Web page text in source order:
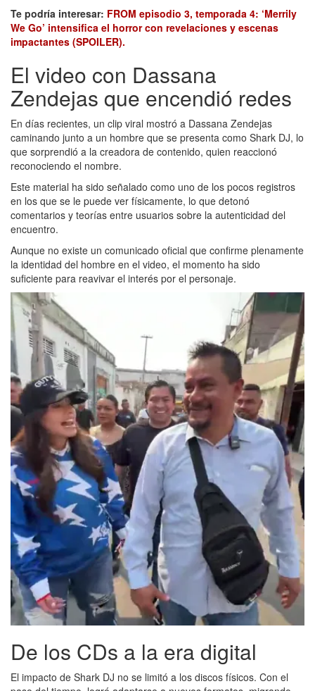
Te podría interesar: FROM episodio 3, temporada 4: ‘Merrily
We Go’ intensifica el horror con revelaciones y escenas
impactantes (SPOILER).
El video con Dassana
Zendejas que encendió redes
En días recientes, un clip viral mostró a Dassana Zendejas
caminando junto a un hombre que se presenta como Shark DJ, lo
que sorprendió a la creadora de contenido, quien reaccionó
reconociendo el nombre.
Este material ha sido señalado como uno de los pocos registros
en los que se le puede ver físicamente, lo que detonó
comentarios y teorías entre usuarios sobre la autenticidad del
encuentro.
Aunque no existe un comunicado oficial que confirme plenamente
la identidad del hombre en el video, el momento ha sido
suficiente para reavivar el interés por el personaje.
De los CDs a la era digital
El impacto de Shark DJ no se limitó a los discos físicos. Con el